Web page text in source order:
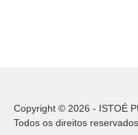
Copyright © 2026 - ISTOÉ
Todos os direitos reservados.